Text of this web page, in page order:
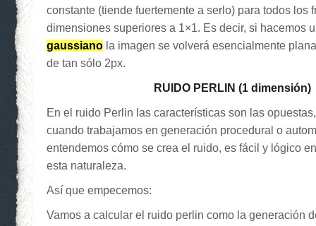
constante (tiende fuertemente a serlo) para todos los
dimensiones superiores a 1×1. Es decir, si hacemos
gaussiano la imagen se volverá esencialmente
de tan sólo 2px.
RUIDO PERLIN (1 dimensión)
En el ruido Perlin las características son las
cuando trabajamos en generación procedural o
entendemos cómo se crea el ruido, es fácil y lógico
esta naturaleza.
Así que empecemos:
Vamos a calcular el ruido perlin como la generación